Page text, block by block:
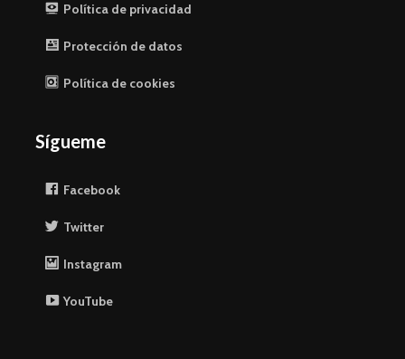
Política de privacidad
Protección de datos
Política de cookies
Sígueme
Facebook
Twitter
Instagram
YouTube